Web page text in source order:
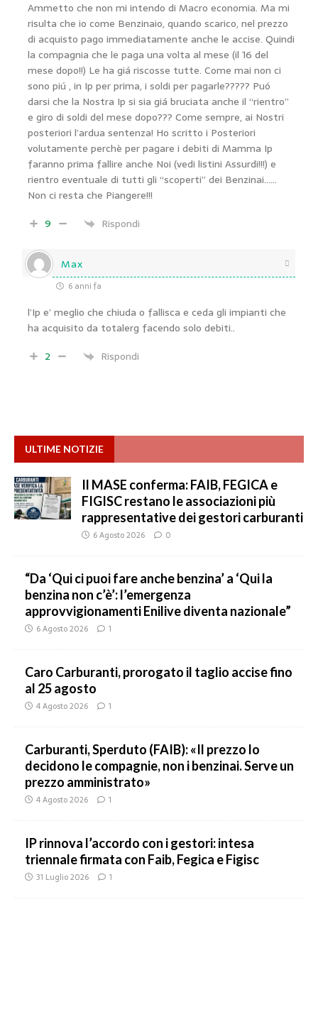
Ammetto che non mi intendo di Macro economia. Ma mi
risulta che io come Benzinaio, quando scarico, nel prezzo
di acquisto pago immediatamente anche le accise. Quindi
la compagnia che le paga una volta al mese (il 16 del
mese dopo!!) Le ha giá riscosse tutte. Come mai non ci
sono piú , in Ip per prima, i soldi per pagarle????? Puó
darsi che la Nostra Ip si sia giá bruciata anche il “rientro”
e giro di soldi del mese dopo??? Come sempre, ai Nostri
posteriori l’ardua sentenza! Ho scritto i Posteriori
volutamente perchè per pagare i debiti di Mamma Ip
faranno prima fallire anche Noi (vedi listini Assurdi!!!) e
rientro eventuale di tutti gli “scoperti” dei Benzinai……
Non ci resta che Piangere!!!
9
Rispondi
Max
6 anni fa
l’Ip e’ meglio che chiuda o fallisca e ceda gli impianti che
ha acquisito da totalerg facendo solo debiti..
2
Rispondi
ULTIME NOTIZIE
Il MASE conferma: FAIB, FEGICA e
FIGISC restano le associazioni più
rappresentative dei gestori carburanti
6 Agosto 2026 0
“Da ‘Qui ci puoi fare anche benzina’ a ‘Qui la
benzina non c’è’: l’emergenza
approvvigionamenti Enilive diventa nazionale”
6 Agosto 2026 1
Caro Carburanti, prorogato il taglio accise fino
al 25 agosto
4 Agosto 2026 1
Carburanti, Sperduto (FAIB): «Il prezzo lo
decidono le compagnie, non i benzinai. Serve un
prezzo amministrato»
4 Agosto 2026 1
IP rinnova l’accordo con i gestori: intesa
triennale firmata con Faib, Fegica e Figisc
31 Luglio 2026 1